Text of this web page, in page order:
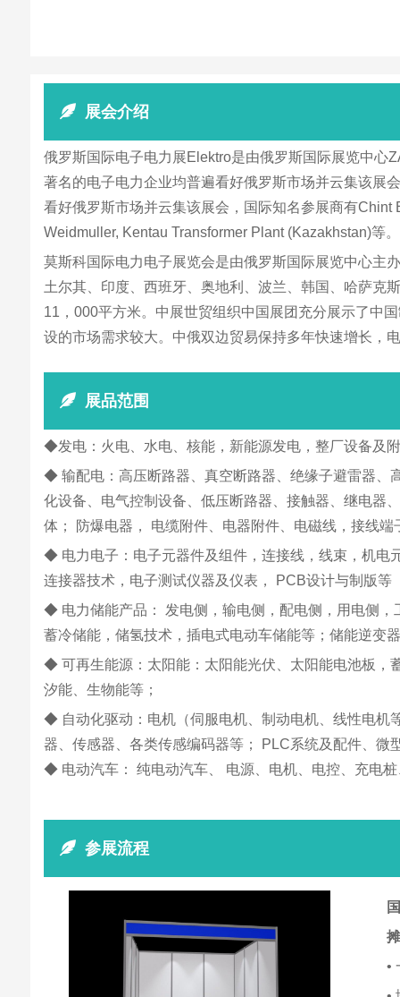
展会介绍
俄罗斯国际电子电力展Elektro是由俄罗斯国际展览中心
著名的电子电力企业均普遍看好俄罗斯市场并云集该展
看好俄罗斯市场并云集该展会，国际知名参展商有
Weidmuller, Kentau Transformer Plant (Kazakhstan)等。
莫斯科国际电力电子展览会是由俄罗斯国际展览中心主
土尔其、印度、西班牙、奥地利、波兰、韩国、哈萨克
11，000平方米。中展世贸组织中国展团充分展示了中
设的市场需求较大。中俄双边贸易保持多年快速增长，
展品范围
◆发电：火电、水电、核能，新能源发电，整厂设备及
◆ 输配电：高压断路器、真空断路器、绝缘子避雷器、
化设备、电气控制设备、低压断路器、接触器、继电器
体； 防爆电器， 电缆附件、电器附件、电磁线，接线
◆ 电力电子：电子元器件及组件，连接线，线束，机电
连接器技术，电子测试仪器及仪表， PCB设计与制版等
◆ 电力储能产品： 发电侧，输电侧，配电侧，用电侧
蓄冷储能，储氢技术，插电式电动车储能等；储能逆变
◆ 可再生能源：太阳能：太阳能光伏、太阳能电池板，
汐能、生物能等；
◆ 自动化驱动：电机（伺服电机、制动电机、线性电机
器、传感器、各类传感编码器等； PLC系统及配件、微
◆ 电动汽车： 纯电动汽车、 电源、电机、电控、充电
参展流程
•